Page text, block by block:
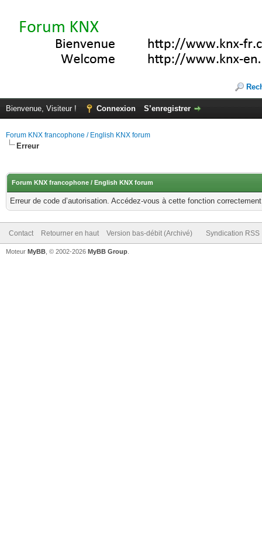
Bienvenue, Visiteur ! Connexion S’enregistrer
Forum KNX francophone / English KNX forum
Erreur
Forum KNX francophone / English KNX forum
Erreur de code d’autorisation. Accédez-vous à cette fonction
Contact Retourner en haut Version bas-débit (Archivé) Syndication RSS
Moteur MyBB , © 2002-2026 MyBB Group